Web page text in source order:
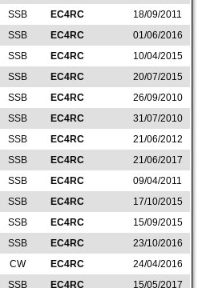
SSB EC4RC
18/09/2011
SSB EC4RC
01/06/2016
SSB EC4RC
10/04/2015
SSB EC4RC
20/07/2015
SSB EC4RC
26/09/2010
SSB EC4RC
31/07/2010
SSB EC4RC
21/06/2012
SSB EC4RC
21/06/2017
SSB EC4RC
09/04/2011
SSB EC4RC
17/10/2015
SSB EC4RC
15/09/2015
SSB EC4RC
23/10/2016
CW EC4RC
24/04/2016
SSB EC4RC 15/05/2017